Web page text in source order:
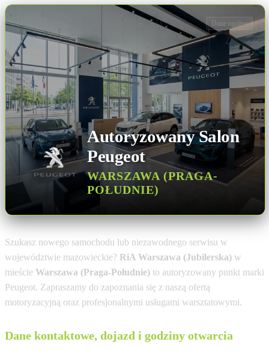
Autoryzowany Salon
Peugeot
WARSZAWA (PRAGA-
POŁUDNIE)
Dane ogólne
Szukasz nowego samochodu lub niezawodnego serwisu w
województwie mazowieckie? RiA Warszawa (Jubilerska) w
mieście Warszawa (Praga-Południe) to autoryzowany punkt marki
Peugeot. Zapraszamy do zapoznania się z naszą ofertą
motoryzacyjną oraz profesjonalnymi usługami warsztatowymi.
Dane kontaktowe, dojazd i godziny otwarcia